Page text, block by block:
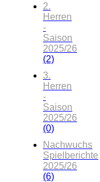
2.
Herren
-
Saison
2025/26
(2)
3.
Herren
-
Saison
2025/26
(0)
Nachwuchs
Spielberichte
2025/26
(6)